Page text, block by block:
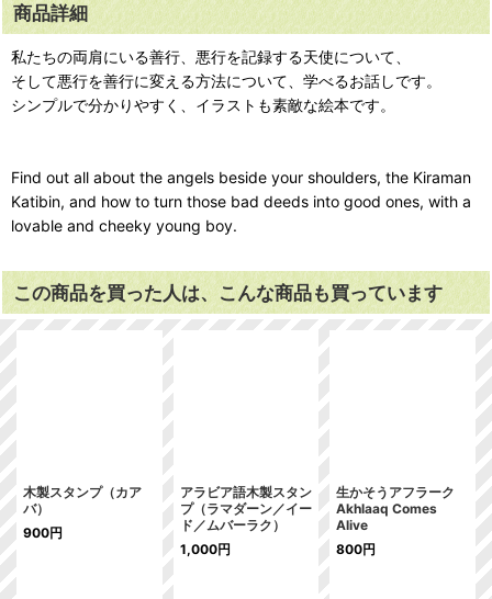
商品詳細
私たちの両肩にいる善行、悪行を記録する天使について、
そして悪行を善行に変える方法について、学べるお話しです。
シンプルで分かりやすく、イラストも素敵な絵本です。
Find out all about the angels beside your shoulders, the Kiraman
Katibin, and how to turn those bad deeds into good ones, with a
lovable and cheeky young boy.
この商品を買った人は、こんな商品も買っています
木製スタンプ（カア
バ）
900円
アラビア語木製スタン
プ（ラマダーン／イー
ド／ムバーラク）
1,000円
生かそうアフラーク
Akhlaaq Comes
Alive
800円